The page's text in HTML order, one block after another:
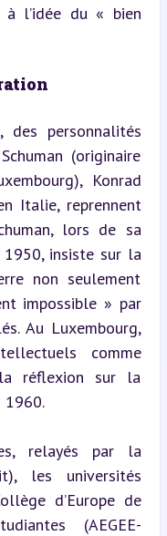
l’idée du « bien
des personnalités
(originaire
Konrad
Italie, reprennent
lors de sa
insiste sur la
non seulement
impossible » par
Au Luxembourg,
comme
réflexion sur la
1960.
relayés par la
les universités
d’Europe de
(AEGEE-